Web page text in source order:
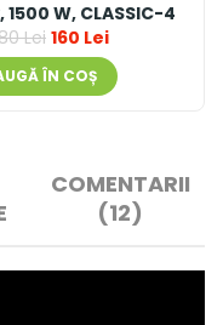
W, CLASSIC-4
Lei160 Lei
ÎN COȘ
COMENTARII
(12)